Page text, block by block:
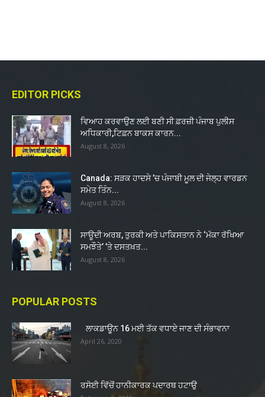
EDITOR PICKS
ਵਿਆਹ ਕਰਵਾਉਣ ਲਈ ਬਣੀ ਸੀ ਫ਼ਰਜ਼ੀ ਪੰਜਾਬ ਪੁਲੀਸ
ਅਧਿਕਾਰੀ,ਟਿਫ਼ਨ ਬਾਕਸ ਕਾਰਨ...
August 8, 2026
Canada: ਸੜਕ ਹਾਦਸੇ ’ਚ ਪੰਜਾਬੀ ਮੂਲ ਦੀ ਜੇਲ੍ਹ ਵਾਰਡਨ
ਸਮੇਤ ਤਿੰਨ...
August 8, 2026
ਸਾਊਦੀ ਅਰਬ, ਤੁਰਕੀ ਅਤੇ ਪਾਕਿਸਤਾਨ ਨੇ ‘ਮੱਕਾ ਰੱਖਿਆ
ਸਮਝੌਤੇ’ ’ਤੇ ਦਸਤਖ਼ਤ...
August 8, 2026
POPULAR POSTS
ਲਾਕਡਾਊਨ 16 ਮਈ ਤੱਕ ਵਧਾਏ ਜਾਣ ਦੀ ਸੰਭਾਵਨਾ
April 26, 2020
ਰਸੋਈ ਵਿੱਚੋਂ ਹਾਨੀਕਾਰਕ ਪਦਾਰਥ ਹਟਾਉ